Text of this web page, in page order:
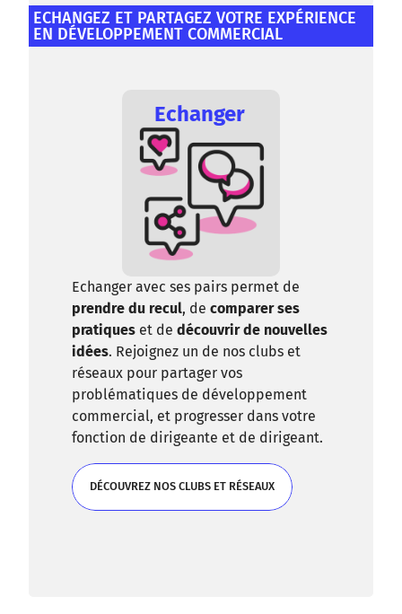
ECHANGEZ ET PARTAGEZ VOTRE EXPÉRIENCE
EN DÉVELOPPEMENT COMMERCIAL
Echanger
Echanger avec ses pairs permet de
prendre du recul, de comparer ses
pratiques et de découvrir de nouvelles
idées. Rejoignez un de nos clubs et
réseaux pour partager vos
problématiques de développement
commercial, et progresser dans votre
fonction de dirigeante et de dirigeant.
DÉCOUVREZ NOS CLUBS ET RÉSEAUX